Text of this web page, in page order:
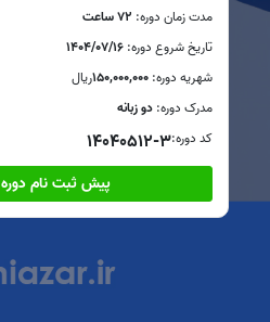
مدت زمان دوره: 72 ساعت
تاریخ شروع دوره: 1404/07/16
شهریه دوره: 150,000,000ريال
مدرک دوره: دو زبانه
کد دوره:14040512-3
پیش ثبت نام دوره